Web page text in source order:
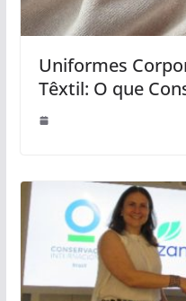
Uniformes
Têxtil: O que